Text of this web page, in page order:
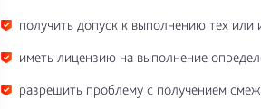
получить допуск к выполнению тех или
иметь лицензию на выполнение
разрешить проблему с получением